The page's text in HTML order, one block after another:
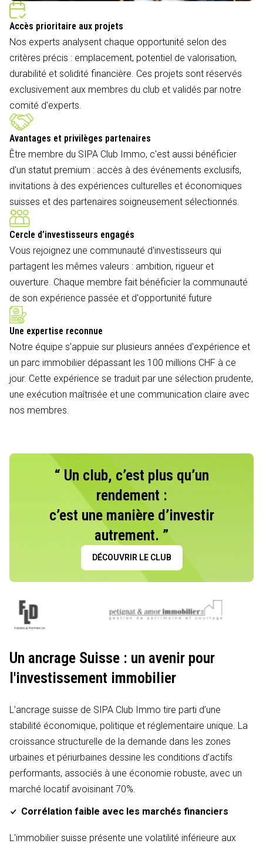
Accès prioritaire aux projets
Nos experts analysent chaque opportunité selon des
critères précis : emplacement, potentiel de valorisation,
durabilité et solidité financière. Ces projets sont réservés
exclusivement aux membres du club et validés par notre
comité d'experts.
Avantages et privilèges partenaires
Être membre du SIPA Club Immo, c'est aussi bénéficier
d'un statut premium : accès à des événements exclusifs,
invitations à des expériences culturelles et économiques
suisses et des partenaires soigneusement sélectionnés.
Cercle d’investisseurs engagés
Vous rejoignez une communauté d'investisseurs qui
partagent les mêmes valeurs : ambition, rigueur et
ouverture. Chaque membre fait bénéficier la communauté
de son expérience passée et d'opportunité future
Une expertise reconnue
Notre équipe s'appuie sur plusieurs années d'expérience et
un parc immobilier dépassant les 100 millions CHF à ce
jour. Cette expérience se traduit par une sélection prudente,
une exécution maîtrisée et une communication claire avec
nos membres.
“ Un club, c’est plus qu’un
rendement :
c’est une manière d’investir
autrement. ”
DÉCOUVRIR LE CLUB
Un ancrage Suisse : un avenir pour
l'investissement immobilier
L’ancrage suisse de SIPA Club Immo tire parti d’une
stabilité économique, politique et réglementaire unique. La
croissance structurelle de la demande dans les zones
urbaines et périurbaines dessine les conditions d’actifs
performants, associés à une économie robuste, avec un
marché locatif avoisinant 70%.
Corrélation faible avec les marchés financiers
L'immobilier suisse présente une volatilité inférieure aux